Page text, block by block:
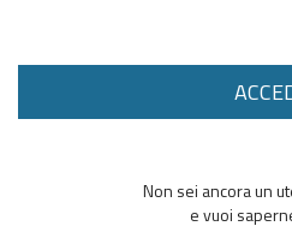
Non sei ancora un
e vuoi